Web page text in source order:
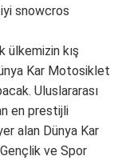
iyi snowcros
ülkemizin kış
Kar Motosiklet
Uluslararası
en prestijli
alan Dünya Kar
ve Spor